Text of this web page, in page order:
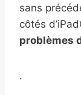
sans
côtés
problèmes
.